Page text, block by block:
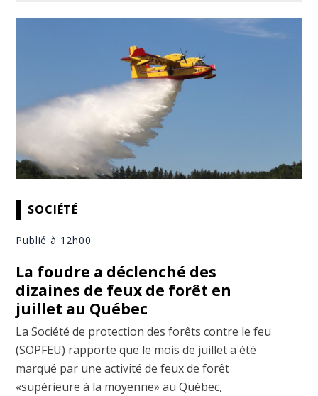
SOCIÉTÉ
Publié à 12h00
La foudre a déclenché des
dizaines de feux de forêt en
juillet au Québec
La Société de protection des forêts contre le feu
(SOPFEU) rapporte que le mois de juillet a été
marqué par une activité de feux de forêt
«supérieure à la moyenne» au Québec,